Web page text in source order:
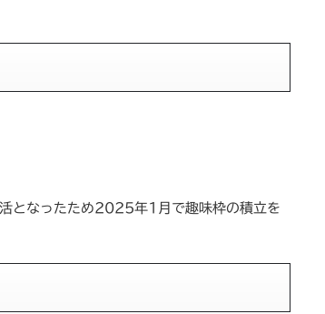
となったため2025年1月で趣味枠の積立を